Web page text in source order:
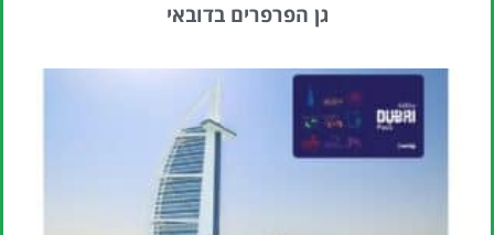
גן הפרפרים בדובאי